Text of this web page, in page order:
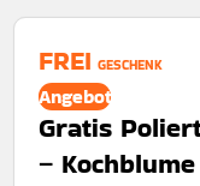
FREI GESCHENK
Angebot
Gratis
–